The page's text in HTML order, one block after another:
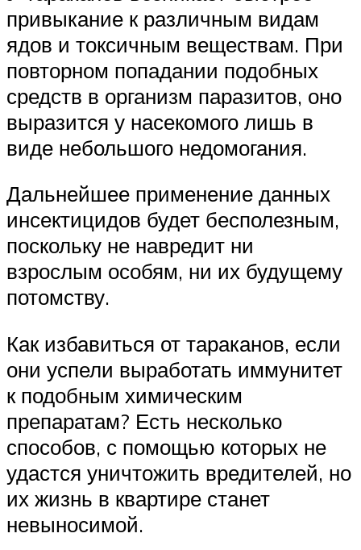
привыкание к различным видам
ядов и токсичным веществам. При
повторном попадании подобных
средств в организм паразитов, оно
выразится у насекомого лишь в
виде небольшого недомогания.
Дальнейшее применение данных
инсектицидов будет бесполезным,
поскольку не навредит ни
взрослым особям, ни их будущему
потомству.
Как избавиться от тараканов, если
они успели выработать иммунитет
к подобным химическим
препаратам? Есть несколько
способов, с помощью которых не
удастся уничтожить вредителей, но
их жизнь в квартире станет
невыносимой.